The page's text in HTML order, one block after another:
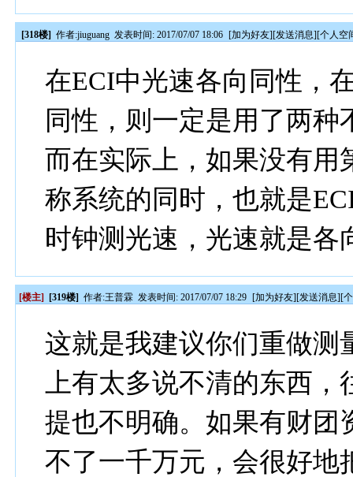
[318楼] 作者:jiuguang 发表时间: 2017/07/07 18:06 [加为好友][发送消息][个人空
在ECI中光速各向同性，
同性，则一定是用了两种
而在实际上，如果没有用
称系统的同时，也就是
时钟测光速，光速就是各
[楼主] [319楼] 作者:王普霖 发表时间: 2017/07/07 18:29 [加为好友][发送消息][
这就是我建议你们重做测
上有太多说不清的东西
提也不明确。如果有财团
不了一千万元，会很好地